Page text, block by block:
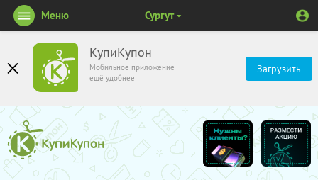
КупиКупон
Мобильное приложение
ещё удобнее
Загрузить
Меню Сургут